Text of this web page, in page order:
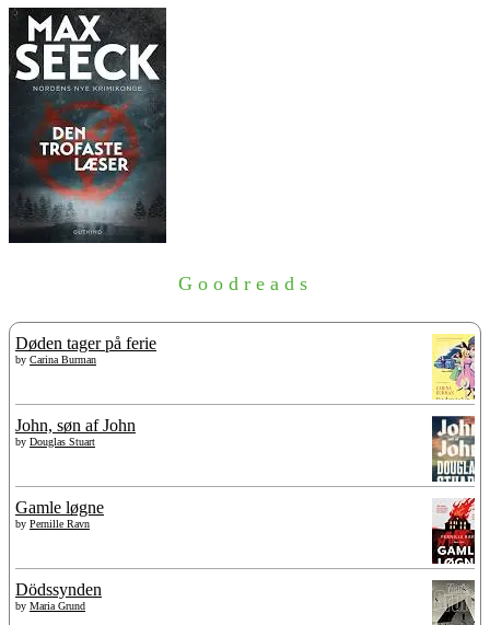
Goodreads
Døden tager på ferie
by Carina Burman
John, søn af John
by Douglas Stuart
Gamle løgne
by Pernille Ravn
Dödssynden
by Maria Grund